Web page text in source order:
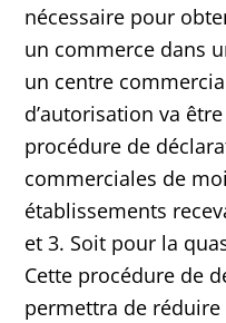
nécessaire pour
un commerce dans
un centre
d’autorisation va
procédure de
commerciales de
établissements
et 3. Soit pour la
Cette procédure de
permettra de